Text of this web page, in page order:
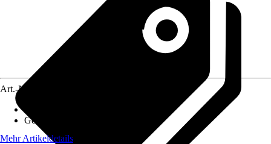
Art.-Nr.
Gewicht
Mehr Artikeldetails